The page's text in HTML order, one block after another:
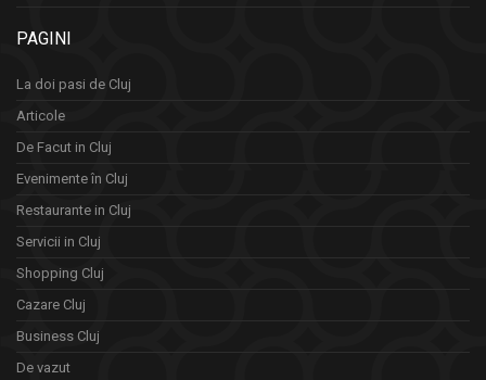
PAGINI
La doi pasi de Cluj
Articole
De Facut in Cluj
Evenimente în Cluj
Restaurante in Cluj
Servicii in Cluj
Shopping Cluj
Cazare Cluj
Business Cluj
De vazut